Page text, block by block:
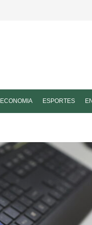
ECONOMIA ESPORTES